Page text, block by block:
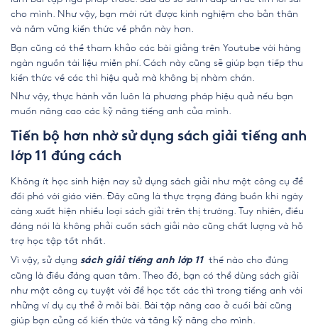
cho mình. Như vậy, bạn mới rút được kinh nghiệm cho bản thân
và nắm vững kiến thức về phần này hơn.
Bạn cũng có thể tham khảo các bài giảng trên Youtube với hàng
ngàn nguồn tài liệu miễn phí. Cách này cũng sẽ giúp bạn tiếp thu
kiến thức về các thì hiệu quả mà không bị nhàm chán.
Như vậy, thực hành vẫn luôn là phương pháp hiệu quả nếu bạn
muốn nâng cao các kỹ năng tiếng anh của mình.
Tiến bộ hơn nhờ sử dụng sách giải tiếng anh
lớp 11 đúng cách
Không ít học sinh hiện nay sử dụng sách giải như một công cụ để
đối phó với giáo viên. Đây cũng là thực trạng đáng buồn khi ngày
càng xuất hiện nhiều loại sách giải trên thị trường. Tuy nhiên, điều
đáng nói là không phải cuốn sách giải nào cũng chất lượng và hỗ
trợ học tập tốt nhất.
Vì vậy, sử dụng sách giải tiếng anh lớp 11 thế nào cho đúng
cũng là điều đáng quan tâm. Theo đó, bạn có thể dùng sách giải
như một công cụ tuyệt vời để học tốt các thì trong tiếng anh với
những ví dụ cụ thể ở mỗi bài. Bài tập nâng cao ở cuối bài cũng
giúp bạn củng cố kiến thức và tăng kỹ năng cho mình.